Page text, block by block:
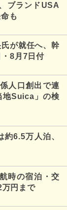
ブランドUSA
も
が就任へ、幹
8月7日付
人口創出で連
地Suica」の検
6.5万人泊、
時の宿泊・交
万円まで